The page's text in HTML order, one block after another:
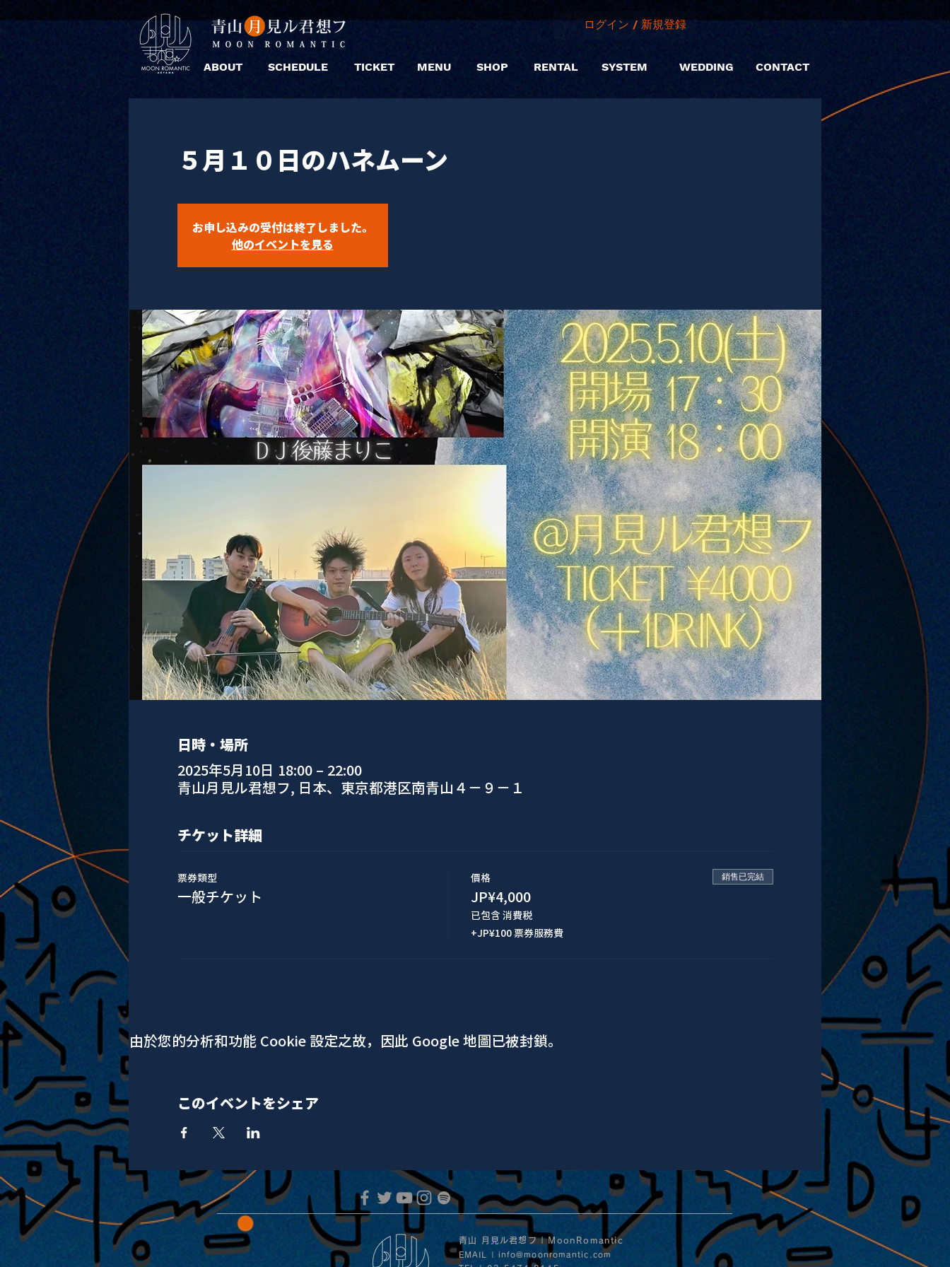
ABOUT SCHEDULE TICKET MENU SHOP
ログイン / 新規登録
RENTAL SYSTEM WEDDING CONTACT
５月１０日のハネムーン
お申し込みの受付は終了しました。
他のイベントを見る
日時・場所
2025年5月10日 18:00 – 22:00
青山月見ル君想フ, 日本、東京都港区南青山４−９−１
チケット詳細
票券類型
一般チケット
價格
JP¥4,000
已包含 消費税
+JP¥100 票券服務費
銷售已完結
由於您的分析和功能 Cookie 設定之故，因此 Google 地圖已被封鎖。
このイベントをシェア
青山 月見ル君想フ | MoonRomantic
EMAIL |
info@moonromantic.com